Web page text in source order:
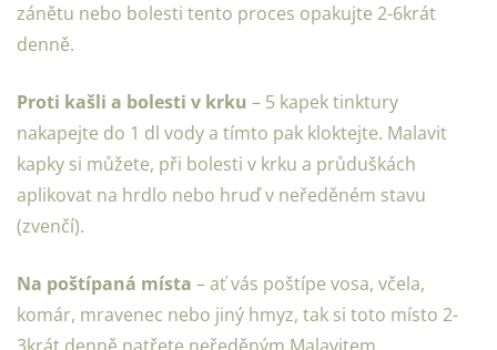
zánětu nebo bolesti tento proces opakujte 2-6krát
denně.
Proti kašli a bolesti v krku – 5 kapek tinktury
nakapejte do 1 dl vody a tímto pak kloktejte. Malavit
kapky si můžete, při bolesti v krku a průduškách
aplikovat na hrdlo nebo hruď v neředěném stavu
(zvenčí).
Na poštípaná místa – ať vás poštípe vosa, včela,
komár, mravenec nebo jiný hmyz, tak si toto místo 2-